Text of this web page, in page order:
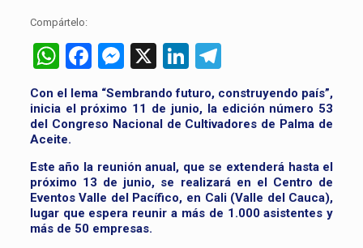
Compártelo:
WhatsApp
Facebook
Messenger
X LinkedIn
Con el lema “Sembrando futuro, construyendo país”,
inicia el próximo 11 de junio, la edición número 53
del Congreso Nacional de Cultivadores de Palma de
Aceite.
Este año la reunión anual, que se extenderá hasta el
próximo 13 de junio, se realizará en el Centro de
Eventos Valle del Pacífico, en Cali (Valle del Cauca),
lugar que espera reunir a más de 1.000 asistentes y
más de 50 empresas.